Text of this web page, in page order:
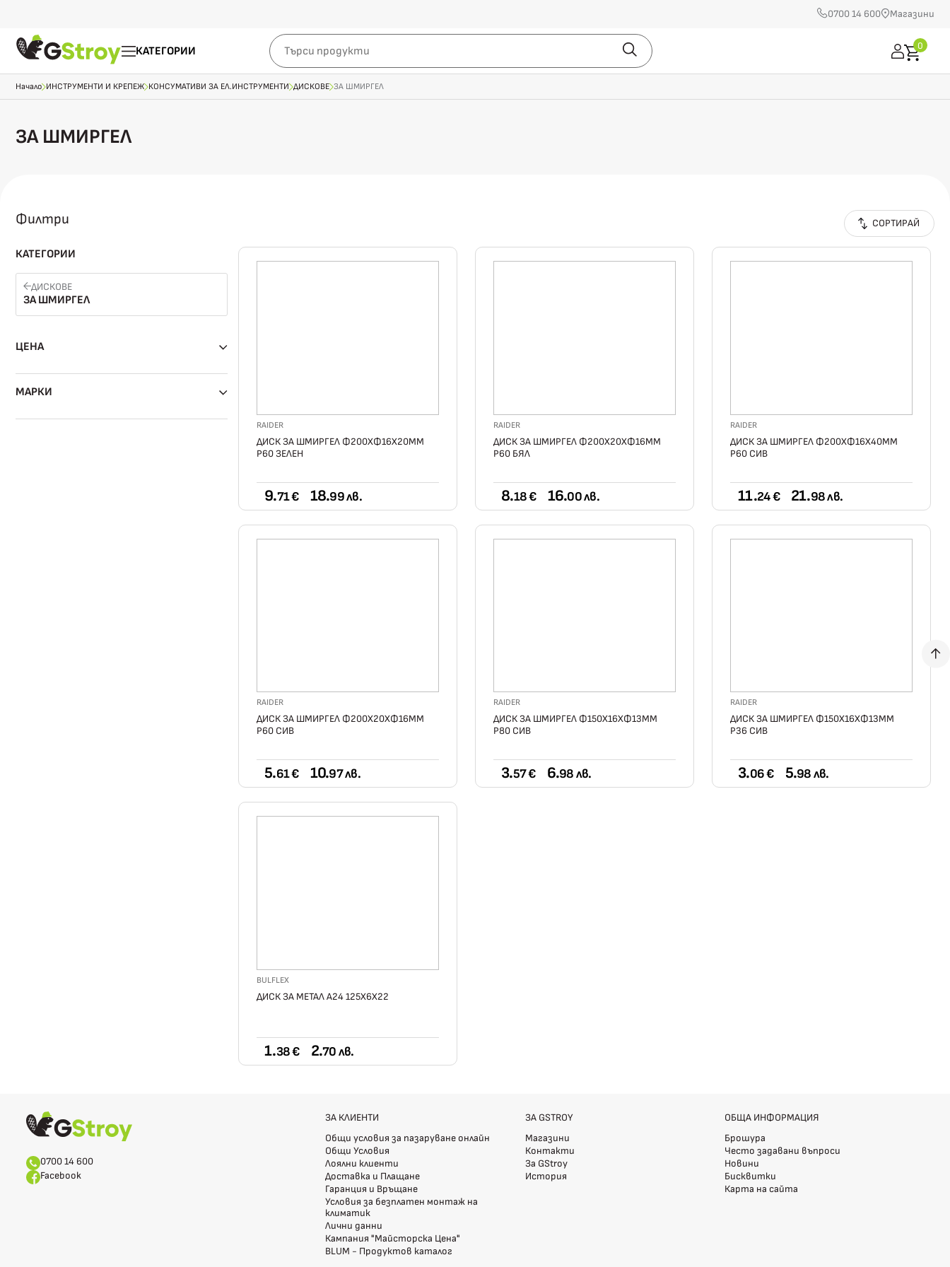
0700 14 600 Магазини
КАТЕГОРИИ 0
Начало ИНСТРУМЕНТИ И КРЕПЕЖ КОНСУМАТИВИ ЗА ЕЛ.ИНСТРУМЕНТИ ДИСКОВЕ ЗА ШМИРГЕЛ
ЗА ШМИРГЕЛ
Филтри СОРТИРАЙ
КАТЕГОРИИ
ДИСКОВЕ
ЗА ШМИРГЕЛ
ЦЕНА
МАРКИ
RAIDER
ДИСК ЗА ШМИРГЕЛ Ф200ХФ16Х20ММ
Р60 ЗЕЛЕН
9.71 € 18.99 лв.
RAIDER
ДИСК ЗА ШМИРГЕЛ Ф200Х20ХФ16ММ
Р60 БЯЛ
8.18 € 16.00 лв.
RAIDER
ДИСК ЗА ШМИРГЕЛ Ф200ХФ16Х40ММ
Р60 СИВ
11.24 € 21.98 лв.
RAIDER
ДИСК ЗА ШМИРГЕЛ Ф200Х20ХФ16ММ
Р60 СИВ
5.61 € 10.97 лв.
RAIDER
ДИСК ЗА ШМИРГЕЛ Ф150Х16ХФ13ММ
Р80 СИВ
3.57 € 6.98 лв.
RAIDER
ДИСК ЗА ШМИРГЕЛ Ф150Х16ХФ13ММ
Р36 СИВ
3.06 € 5.98 лв.
BULFLEX
ДИСК ЗА МЕТАЛ А24 125Х6Х22
1.38 € 2.70 лв.
0700 14 600
Facebook
ЗА КЛИЕНТИ
Общи условия за пазаруване онлайн
Общи Условия
Лоялни клиенти
Доставка и Плащане
Гаранция и Връщане
Условия за безплатен монтаж на
климатик
Лични данни
Кампания "Майсторска Цена"
BLUM - Продуктов каталог
ЗА GSTROY
Магазини
Контакти
За GStroy
История
ОБЩА ИНФОРМАЦИЯ
Брошура
Често задавани въпроси
Новини
Бисквитки
Карта на сайта